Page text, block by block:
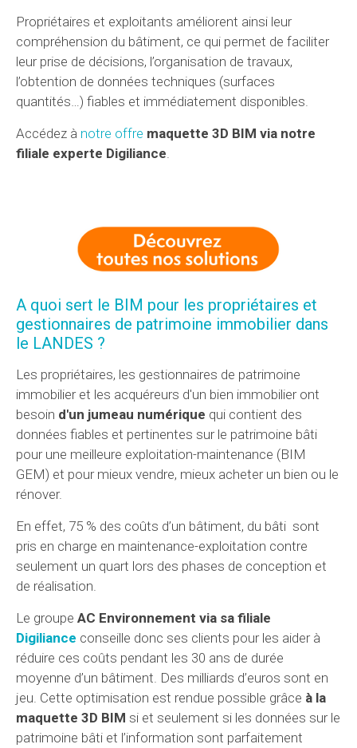
Propriétaires et exploitants améliorent ainsi leur
compréhension du bâtiment, ce qui permet de faciliter
leur prise de décisions, l’organisation de travaux,
l’obtention de données techniques (surfaces
quantités…) fiables et immédiatement disponibles.
Accédez à notre offre maquette 3D BIM via notre
filiale experte Digiliance
A quoi sert le BIM pour les propriétaires et
gestionnaires de patrimoine immobilier dans
le LANDES ?
Les propriétaires, les gestionnaires de patrimoine
immobilier et les acquéreurs d'un bien immobilier ont
besoin d'un jumeau numérique qui contient des
données fiables et pertinentes sur le patrimoine bâti
pour une meilleure exploitation-maintenance (BIM
GEM) et pour mieux vendre, mieux acheter un bien ou le
rénover.
En effet, 75 % des coûts d’un bâtiment, du bâti sont
pris en charge en maintenance-exploitation contre
seulement un quart lors des phases de conception et
de réalisation.
Le groupe AC Environnement via sa filiale
Digiliance conseille donc ses clients pour les aider à
réduire ces coûts pendant les 30 ans de durée
moyenne d’un bâtiment. Des milliards d’euros sont en
jeu. Cette optimisation est rendue possible grâce à la
maquette 3D BIM si et seulement si les données sur le
patrimoine bâti et l’information sont parfaitement